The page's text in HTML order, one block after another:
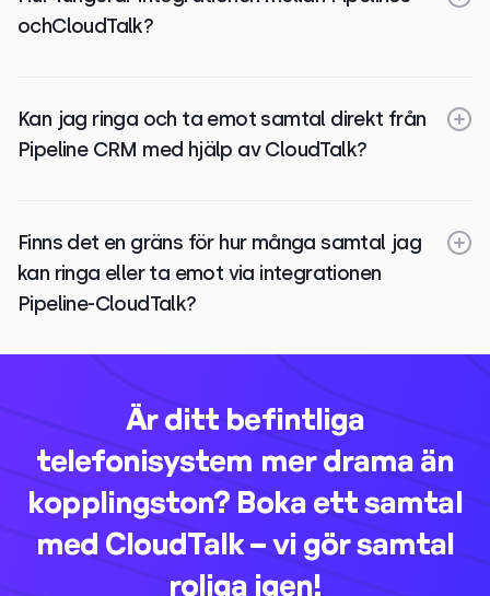
ochCloudTalk?
Kan jag ringa och ta emot samtal direkt från
Pipeline CRM med hjälp av CloudTalk?
Finns det en gräns för hur många samtal jag
kan ringa eller ta emot via integrationen
Pipeline-CloudTalk?
Är ditt befintliga
telefonisystem mer drama än
kopplingston? Boka ett samtal
med CloudTalk – vi gör samtal
roliga igen!